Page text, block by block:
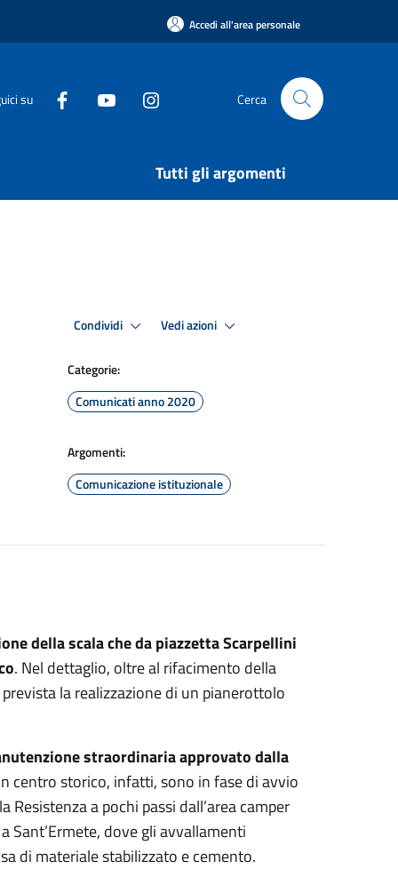
Accedi all'area personale
su Cerca
Tutti gli argomenti
Condividi Vedi azioni
Categorie:
Comunicati anno 2020
Argomenti:
Comunicazione istituzionale
della scala che da piazzetta Scarpellini
. Nel dettaglio, oltre al rifacimento della
la realizzazione di un pianerottolo
straordinaria approvato dalla
centro storico, infatti, sono in fase di avvio
a pochi passi dall’area camper
Sant’Ermete, dove gli avvallamenti
di materiale stabilizzato e cemento.